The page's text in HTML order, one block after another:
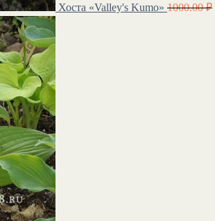
Хоста «Valley's Kumo» 1000.00₽